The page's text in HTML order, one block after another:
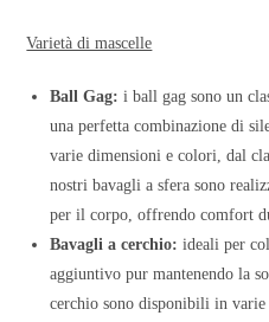
Varietà di mascelle
Ball Gag: i ball gag sono un
una perfetta combinazione di
varie dimensioni e colori, dal
nostri bavagli a sfera sono
per il corpo, offrendo comfort
Bavagli a cerchio: ideali per
aggiuntivo pur mantenendo la
cerchio sono disponibili in